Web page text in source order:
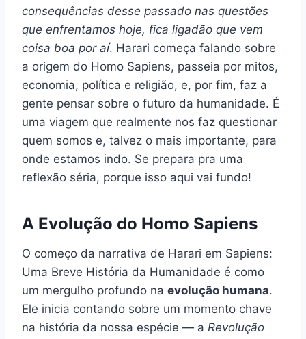
consequências desse passado nas questões
que enfrentamos hoje, fica ligadão que vem
coisa boa por aí. Harari começa falando sobre
a origem do Homo Sapiens, passeia por mitos,
economia, política e religião, e, por fim, faz a
gente pensar sobre o futuro da humanidade. É
uma viagem que realmente nos faz questionar
quem somos e, talvez o mais importante, para
onde estamos indo. Se prepara pra uma
reflexão séria, porque isso aqui vai fundo!
A Evolução do Homo Sapiens
O começo da narrativa de Harari em Sapiens:
Uma Breve História da Humanidade é como
um mergulho profundo na evolução humana.
Ele inicia contando sobre um momento chave
na história da nossa espécie — a Revolução